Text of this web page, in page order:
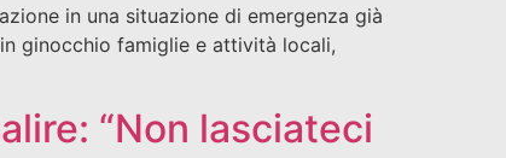
in una situazione di emergenza già
ginocchio famiglie e attività locali,
“Non lasciateci